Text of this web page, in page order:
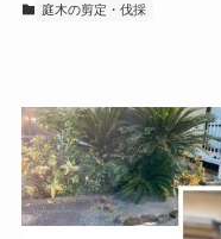
庭木の剪定・伐採